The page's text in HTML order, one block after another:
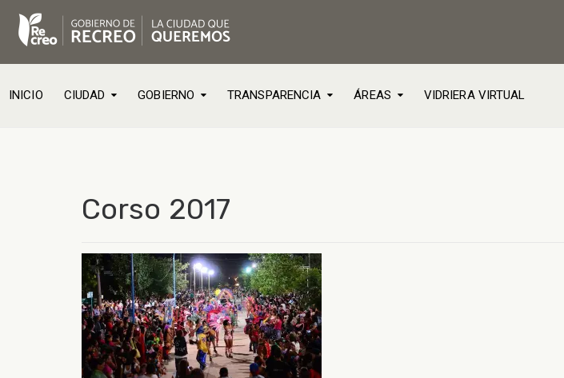
INICIO CIUDAD GOBIERNO TRANSPARENCIA ÁREAS VIDRIERA VIRTUAL
Corso 2017